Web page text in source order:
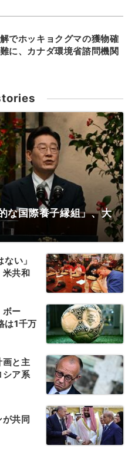
でホッキョクグマの獲物確
に、カナダ環境省諮問機関
な国際養子縁組」、大
い」
米共和
ボー
は1千万
画と主
シア系
共同